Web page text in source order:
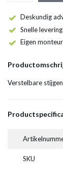
Deskundig
Snelle levering
Eigen
Verstelbare
SKU